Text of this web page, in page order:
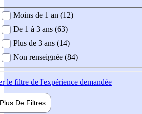
demandée
Moins de 1 an (12)
De 1 à 3 ans (63)
Plus de 3 ans (14)
Non renseignée (84)
le filtre de l'expérience demandée
Plus De Filtres